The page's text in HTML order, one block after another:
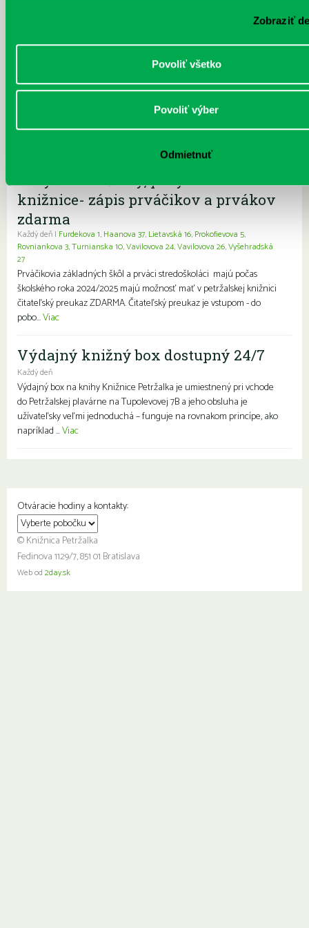
Zobraziť
Povoliť všetko
Povoliť výber
Odmietnuť
Čítame ušami. Audioknihy v ponuke
petržalskej knižnice
Každý deň
Máme skvelé správy pre všetkých milovníkov kníh a príbehov!
Odteraz si môžete v našej knižnici nielen požičať klasické papierové
Prvýkrát do školy, prvýkrát do
knižnice- zápis prváčikov a prvákov
zdarma
Každý deň | Furdekova 1, Haanova 37, Lietavská 16, Prokofievova 5,
Rovniankova 3,Turnianska 10,Vavilovova 24,Vavilovova 26,Vyšehradská
27
Prváčikovia základných škôl a prváci stredoškoláci majú počas
školského roka 2024/2025 majú možnosť mať v petržalskej knižnici
čitateľský preukaz ZDARMA. Čitateľský preukaz je vstupom - do
pobo...Viac
Výdajný knižný box dostupný 24/7
Každý deň
Výdajný box na knihy Knižnice Petržalka je umiestnený pri vchode
do Petržalskej plavárne na Tupolevovej 7B a jeho obsluha je
užívateľsky veľmi jednoduchá – funguje na rovnakom princípe, ako
napríklad ...Viac
Otváracie hodiny a kontakty:
© Knižnica Petržalka
Fedinova 1129/7, 851 01 Bratislava
Web od 2day.sk